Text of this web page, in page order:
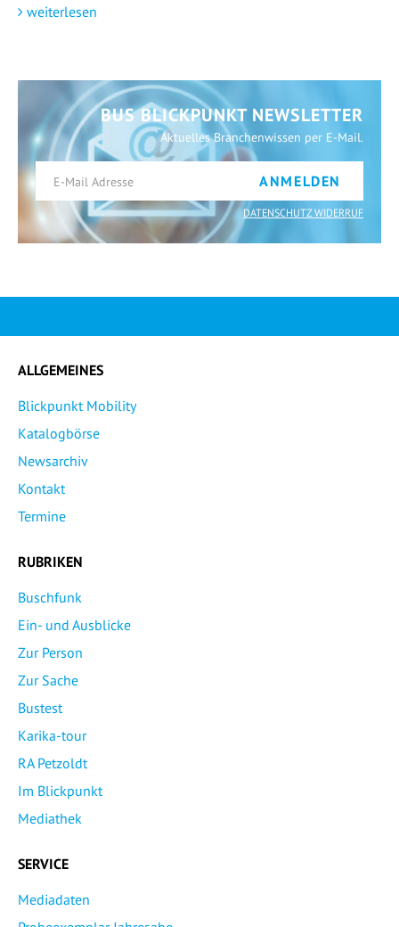
weiterlesen
BUS BLICKPUNKT NEWSLETTER
Aktuelles Branchenwissen per E-Mail.
ANMELDEN
DATENSCHUTZ WIDERRUF
ALLGEMEINES
Blickpunkt Mobility
Katalogbörse
Newsarchiv
Kontakt
Termine
RUBRIKEN
Buschfunk
Ein- und Ausblicke
Zur Person
Zur Sache
Bustest
Karika-tour
RA Petzoldt
Im Blickpunkt
Mediathek
SERVICE
Mediadaten